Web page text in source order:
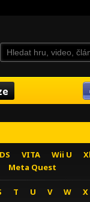
DS VITA Wii U
Meta Quest
T U V W X